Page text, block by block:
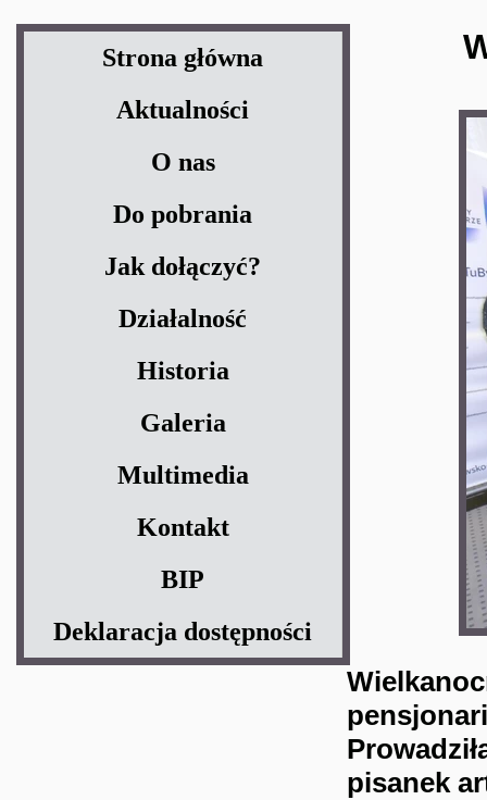
pisanek
Strona główna
Aktualności
O nas
Do pobrania
Jak dołączyć?
Działalność
Historia
Galeria
Multimedia
Kontakt
BIP
Deklaracja dostępności